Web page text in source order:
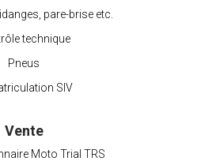
pare-brise etc.
technique
Pneus
SIV
Vente
Moto Trial TRS